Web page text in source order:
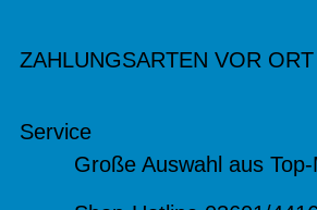
ZAHLUNGSARTEN VOR ORT
Service
Große Auswahl aus